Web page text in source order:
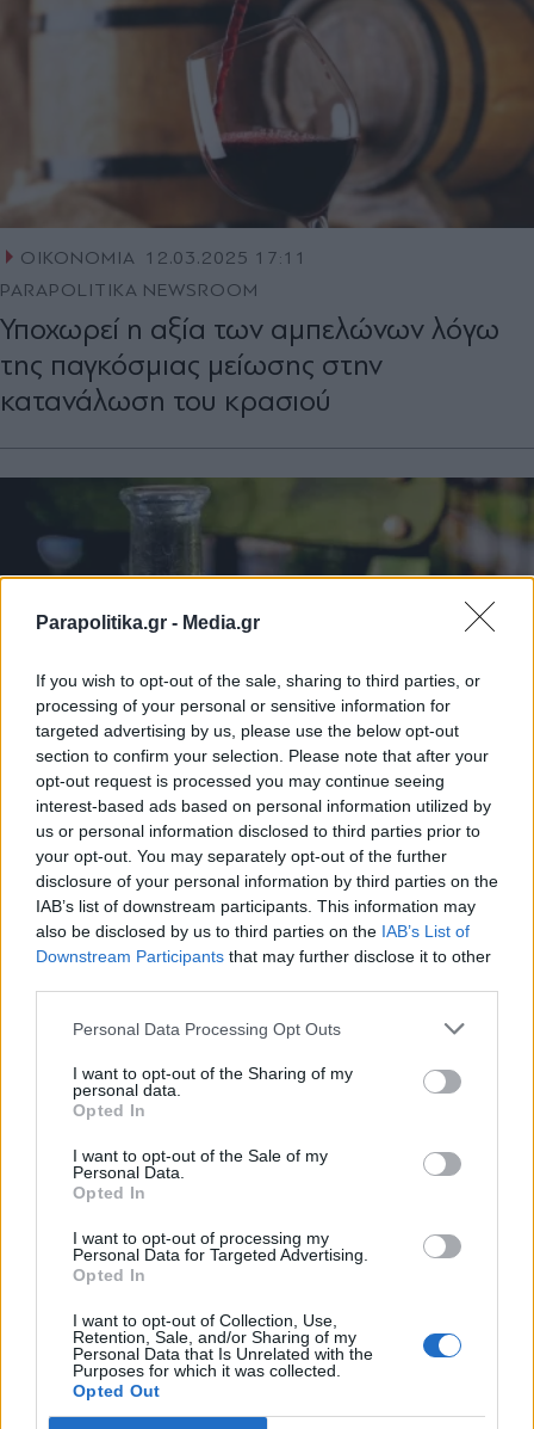
Parapolitika.gr - Media.gr
If you wish to opt-out of the sale, sharing to third parties, or
processing of your personal or sensitive information for
targeted advertising by us, please use the below opt-out
section to confirm your selection. Please note that after your
opt-out request is processed you may continue seeing
interest-based ads based on personal information utilized by
us or personal information disclosed to third parties prior to
your opt-out. You may separately opt-out of the further
disclosure of your personal information by third parties on the
IAB’s list of downstream participants. This information may
also be disclosed by us to third parties on the IAB’s List of
Downstream Participants that may further disclose it to other
Personal Data Processing Opt Outs
I want to opt-out of the Sharing of my
personal data.
Opted In
I want to opt-out of the Sale of my
Personal Data.
Opted In
I want to opt-out of processing my
Personal Data for Targeted Advertising.
Opted In
I want to opt-out of Collection, Use,
Retention, Sale, and/or Sharing of my
Personal Data that Is Unrelated with the
Purposes for which it was collected.
Opted Out
ΟΙΚΟΝΟΜΙΑ 12.03.2025 17:11
PARAPOLITIKA NEWSROOM
Υποχωρεί η αξία των αμπελώνων λόγω
της παγκόσμιας μείωσης στην
κατανάλωση του κρασιού
ΟΙΚΟΝΟΜΙΑ 06.10.2019 23:28
Διετή παράταση στη μειωμένη
φορολογία για τσίπουρο - τσικουδιά ζητά
η Ελλάδα
Εγγραφή στο newsletter
Αποδέχομαι τους
και την πολιτική απορρήτου
X